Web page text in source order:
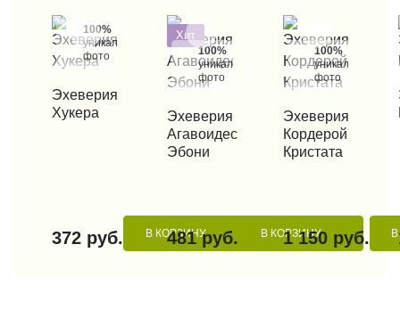
100%
уникальные
фото
КУПИТЬ В 1 КЛИК
Эхеверия
Хукера
372 руб. В КОРЗИНУ
Хит
100%
уникальные
фото
КУПИТЬ В 1 КЛИК
Эхеверия
Агавоидес
Эбони
481 руб. В КОРЗИНУ
100%
уникальные
фото
КУПИТЬ В 1 КЛИК
Эхеверия
Кордерой
Кристата
1 150 руб.